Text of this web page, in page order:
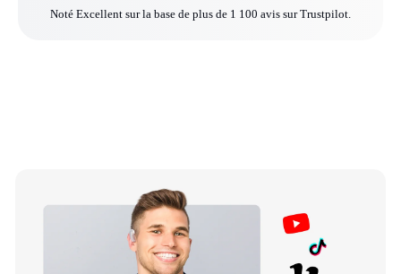
Noté Excellent sur la base de plus de 1 100 avis sur Trustpilot.